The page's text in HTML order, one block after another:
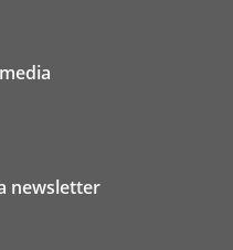
newsletter